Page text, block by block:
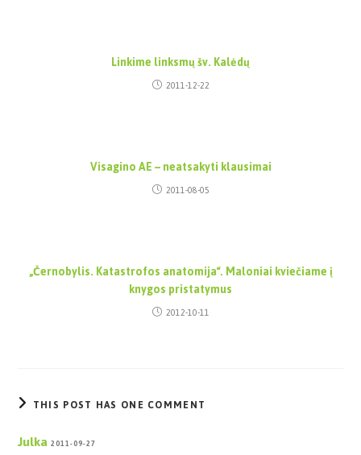
Linkime linksmų šv. Kalėdų
2011-12-22
Visagino AE – neatsakyti klausimai
2011-08-05
„Černobylis. Katastrofos anatomija“. Maloniai kviečiame į
knygos pristatymus
2012-10-11
THIS POST HAS ONE COMMENT
Julka 2011-09-27